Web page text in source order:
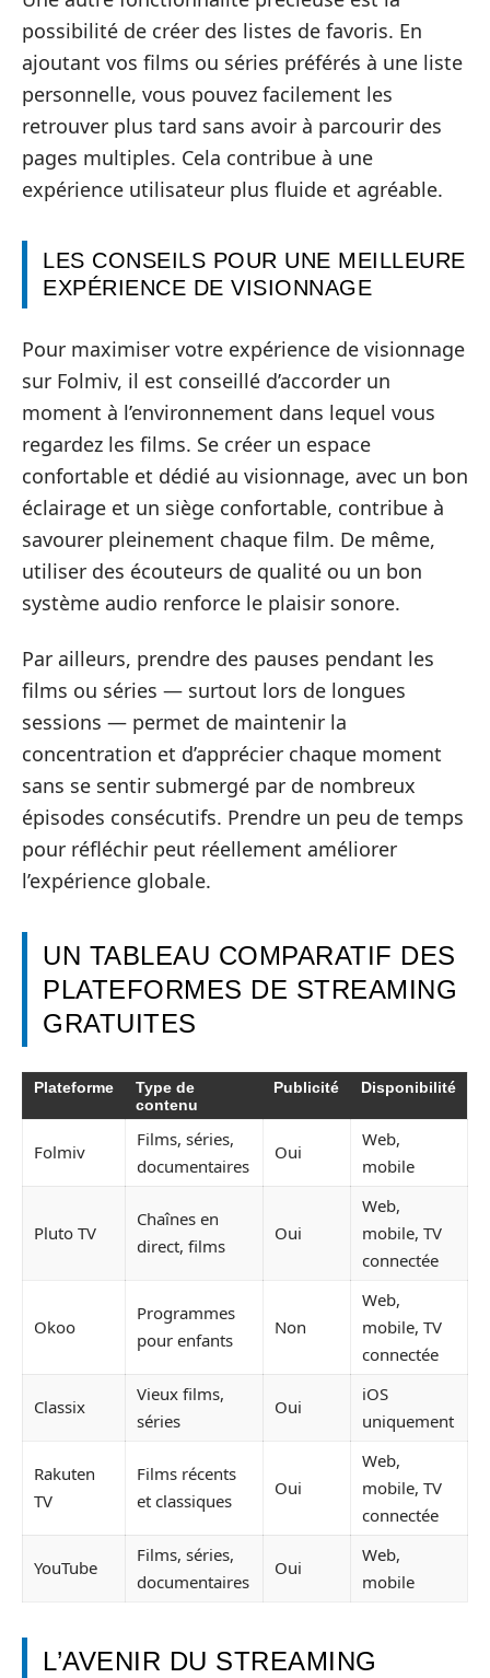
possibilité de créer des listes de favoris. En
ajoutant vos films ou séries préférés à une liste
personnelle, vous pouvez facilement les
retrouver plus tard sans avoir à parcourir des
pages multiples. Cela contribue à une
expérience utilisateur plus fluide et agréable.
LES CONSEILS POUR UNE MEILLEURE
EXPÉRIENCE DE VISIONNAGE
Pour maximiser votre expérience de visionnage
sur Folmiv, il est conseillé d’accorder un
moment à l’environnement dans lequel vous
regardez les films. Se créer un espace
confortable et dédié au visionnage, avec un bon
éclairage et un siège confortable, contribue à
savourer pleinement chaque film. De même,
utiliser des écouteurs de qualité ou un bon
système audio renforce le plaisir sonore.
Par ailleurs, prendre des pauses pendant les
films ou séries — surtout lors de longues
sessions — permet de maintenir la
concentration et d’apprécier chaque moment
sans se sentir submergé par de nombreux
épisodes consécutifs. Prendre un peu de temps
pour réfléchir peut réellement améliorer
l’expérience globale.
UN TABLEAU COMPARATIF DES
PLATEFORMES DE STREAMING
GRATUITES
Plateforme
Type de
contenu
Publicité Disponibilité
Folmiv
Films, séries,
documentaires
Oui
Web,
mobile
Pluto TV
Chaînes en
direct, films
Oui
Web,
mobile, TV
connectée
Okoo
Programmes
pour enfants
Non
Web,
mobile, TV
connectée
Classix
Vieux films,
séries
Oui
iOS
uniquement
Rakuten
TV
Films récents
et classiques
Oui
Web,
mobile, TV
connectée
YouTube
Films, séries,
documentaires
Oui
Web,
mobile
L’AVENIR DU STREAMING